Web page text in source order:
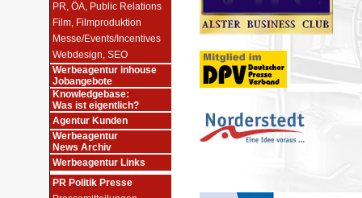
PR, ÖA, Public Relations
Film, Filmproduktion
Messe/Events/Incentives
Webdesign, SEO
Werbeagentur inhouse
Jobangebote
Knowledgebase:
Was ist eigentlich?
Agentur Kunden
Werbeagentur
News Archiv
Werbeagentur Links
PR Politik Presse